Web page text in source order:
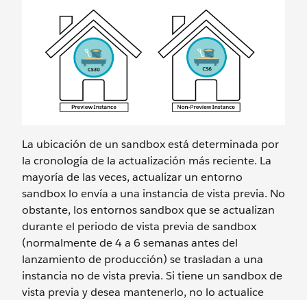
La ubicación de un sandbox está determinada por
la cronología de la actualización más reciente. La
mayoría de las veces, actualizar un entorno
sandbox lo envía a una instancia de vista previa. No
obstante, los entornos sandbox que se actualizan
durante el periodo de vista previa de sandbox
(normalmente de 4 a 6 semanas antes del
lanzamiento de producción) se trasladan a una
instancia no de vista previa. Si tiene un sandbox de
vista previa y desea mantenerlo, no lo actualice